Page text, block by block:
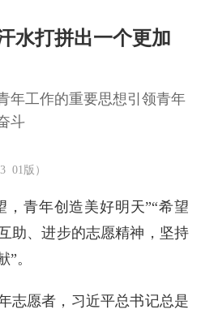
水打拼出一个更加
工作的重要思想引领青年
斗
01版）
，青年创造美好明天”“希望
助、进步的志愿精神，坚持
。
志愿者，习近平总书记总是